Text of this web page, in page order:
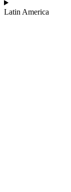
Latin America